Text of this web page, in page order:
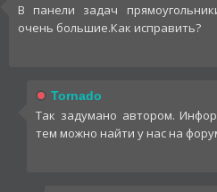
В панели задач
очень большие.Как исправить?
Tornado
Так задумано автором.
тем можно найти у нас на